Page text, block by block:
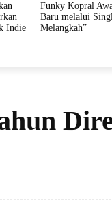
Indie
Funky Kopral
Baru melalui
Melangkah”